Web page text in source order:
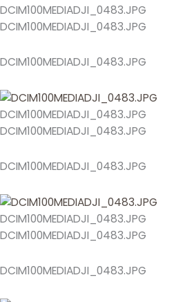
DCIM100MEDIADJI_0483.JPG
DCIM100MEDIADJI_0483.JPG
DCIM100MEDIADJI_0483.JPG
DCIM100MEDIADJI_0483.JPG
DCIM100MEDIADJI_0483.JPG
DCIM100MEDIADJI_0483.JPG
DCIM100MEDIADJI_0483.JPG
DCIM100MEDIADJI_0483.JPG
DCIM100MEDIADJI_0483.JPG